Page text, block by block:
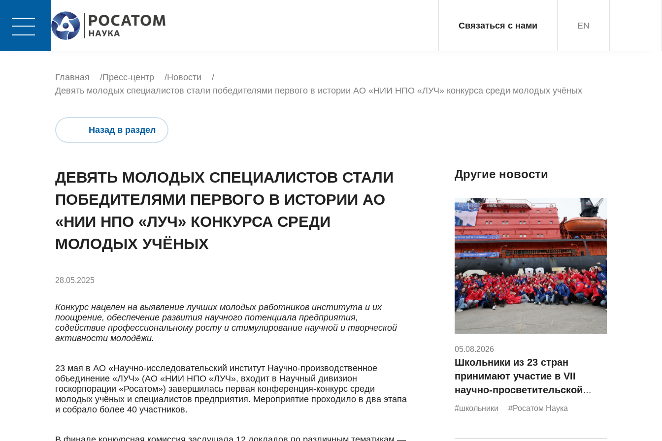
Связаться с нами EN
Главная Пресс-центр
Новости
Девять молодых специалистов стали победителями первого в истории АО «НИИ НПО «ЛУЧ» конкурса среди молодых учёных
Назад в раздел
ДЕВЯТЬ МОЛОДЫХ СПЕЦИАЛИСТОВ СТАЛИ
ПОБЕДИТЕЛЯМИ ПЕРВОГО В ИСТОРИИ АО
«НИИ НПО «ЛУЧ» КОНКУРСА СРЕДИ
МОЛОДЫХ УЧЁНЫХ
28.05.2025
Конкурс нацелен на выявление лучших молодых работников института и их
поощрение, обеспечение развития научного потенциала предприятия,
содействие профессиональному росту и стимулирование научной и творческой
активности молодёжи.
23 мая в АО «Научно-исследовательский институт Научно-производственное
объединение «ЛУЧ» (АО «НИИ НПО «ЛУЧ», входит в Научный дивизион
госкорпорации «Росатом») завершилась первая конференция-конкурс среди
молодых учёных и специалистов предприятия. Мероприятие проходило в два этапа
и собрало более 40 участников.
Другие новости
05.08.2026
Школьники из 23 стран
принимают участие в VII
научно-просветительской
экспедиции «Росатома»
#школьники #Росатом Наука